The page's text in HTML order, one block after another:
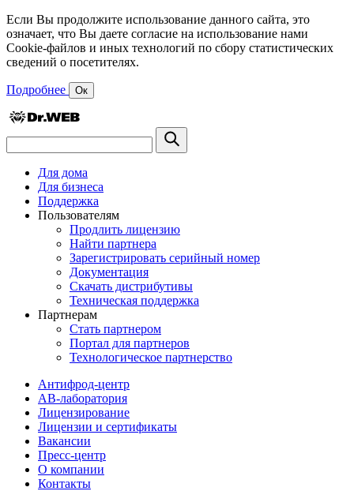
Если Вы продолжите использование данного сайта, это
означает, что Вы даете согласие на использование нами
Cookie-файлов и иных технологий по сбору статистических
сведений о посетителях.
Подробнее Ок
Для дома
Для бизнеса
Поддержка
Пользователям
Продлить лицензию
Найти партнера
Зарегистрировать серийный номер
Документация
Скачать дистрибутивы
Техническая поддержка
Партнерам
Стать партнером
Портал для партнеров
Технологическое партнерство
Антифрод-центр
АВ-лаборатория
Лицензирование
Лицензии и сертификаты
Вакансии
Пресс-центр
О компании
Контакты